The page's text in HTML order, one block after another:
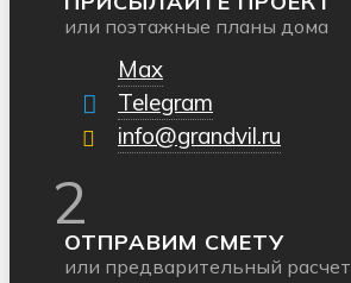
или поэтажные планы дома
Max
Telegram
info@grandvil.ru
2
ОТПРАВИМ СМЕТУ
или предварительный расчет